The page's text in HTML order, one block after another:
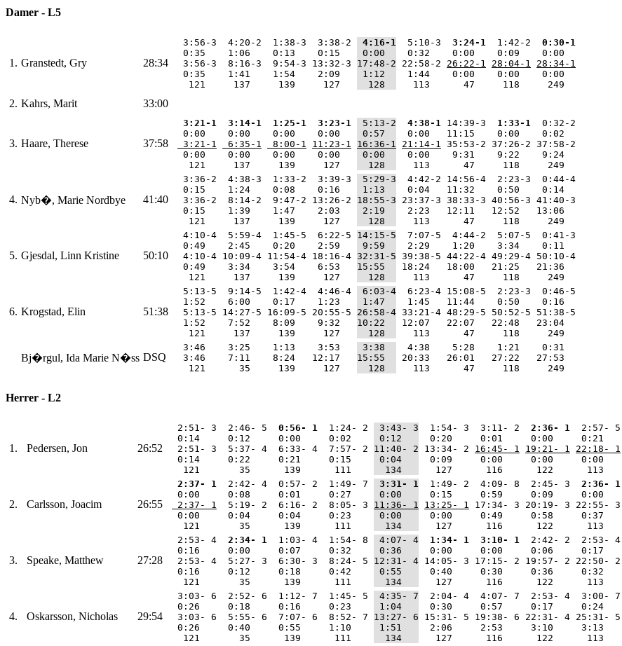
Damer - L5
1. Granstedt, Gry 28:34
  3:56-3  4:20-2  1:38-3  3:38-2
4:16-1
  5:10-3
3:24-1
  1:42-2
0:30-1
  0:35    1:06    0:13    0:15
0:00
  0:32    0:00    0:09    0:00
  3:56-3  8:16-3  9:54-3 13:32-3
17:48-2 22:58-2 26:22-1 28:04-1
28:34-1
  0:35    1:41    1:54    2:09
1:12
  1:44    0:00    0:00    0:00
   121     137     139     127
  128
   113      47     118     249
2. Kahrs, Marit 33:00
3. Haare, Therese 37:58
3:21-1 3:14-1 1:25-1 3:23-1 5:13-2 4:38-1 14:39-3 1:33-1
  0:32-2
  0:00    0:00    0:00    0:00
0:57
  0:00   11:15    0:00    0:02
3:21-1
6:35-1 8:00-1 11:23-1 16:36-1 21:14-1
35:53-2 37:26-2 37:58-2
  0:00    0:00    0:00    0:00
0:00
  0:00    9:31    9:22    9:24
   121     137     139     127
  128
   113      47     118     249
4. Nyb�, Marie Nordbye 41:40
  3:36-2  4:38-3  1:33-2  3:39-3
5:29-3
  4:42-2 14:56-4  2:23-3  0:44-4
  0:15    1:24    0:08    0:16
1:13
  0:04   11:32    0:50    0:14
  3:36-2  8:14-2  9:47-2 13:26-2
18:55-3 23:37-3 38:33-3 40:56-3 41:40-3
  0:15    1:39    1:47    2:03
2:19
  2:23   12:11   12:52   13:06
   121     137     139     127
  128
   113      47     118     249
5. Gjesdal, Linn Kristine 50:10
  4:10-4  5:59-4  1:45-5  6:22-5
14:15-5
  7:07-5  4:44-2  5:07-5  0:41-3
  0:49    2:45    0:20    2:59
9:59
  2:29    1:20    3:34    0:11
  4:10-4 10:09-4 11:54-4 18:16-4
32:31-5 39:38-5 44:22-4 49:29-4 50:10-4
  0:49    3:34    3:54    6:53
15:55
18:24   18:00   21:25   21:36
   121     137     139     127
  128
   113      47     118     249
6. Krogstad, Elin 51:38
  5:13-5  9:14-5  1:42-4  4:46-4
6:03-4
  6:23-4 15:08-5  2:23-3  0:46-5
  1:52    6:00    0:17    1:23
1:47
  1:45   11:44    0:50    0:16
  5:13-5 14:27-5 16:09-5 20:55-5
26:58-4 33:21-4 48:29-5 50:52-5 51:38-5
  1:52    7:52    8:09    9:32
10:22
12:07   22:07   22:48   23:04
   121     137     139     127
  128
   113      47     118     249
Bj�rgul, Ida Marie N�ss DSQ
  3:46    3:25    1:13    3:53
3:38
  4:38    5:28    1:21    0:31
  3:46    7:11    8:24   12:17
15:55
20:33   26:01   27:22   27:53
   121      35     139     127
  128
   113      47     118     249
Herrer - L2
1. Pedersen, Jon 26:52
  2:51- 3  2:46- 5
0:56- 1
  1:24- 2
3:43- 3
  1:54- 3  3:11- 2
2:36- 1
  2:57- 5
  0:14     0:12     0:00     0:02
0:12
  0:20     0:01     0:00     0:21
  2:51- 3  5:37- 4  6:33- 4  7:57- 2
11:40- 2 13:34- 2 16:45- 1 19:21- 1 22:18- 1
  0:14     0:22     0:21     0:15
0:04
  0:09     0:00     0:00     0:00
   121       35      139      111
  134
   127      116      122      113
2. Carlsson, Joacim 26:55
2:37- 1
  2:42- 4  0:57- 2  1:49- 7
3:31- 1
  1:49- 2  4:09- 8  2:45- 3
2:36- 1
  0:00     0:08     0:01     0:27
0:00
  0:15     0:59     0:09     0:00
2:37- 1
  5:19- 2  6:16- 2  8:05- 3
11:36- 1 13:25- 1 17:34- 3 20:19- 3 22:55- 3
  0:00     0:04     0:04     0:23
0:00
  0:00     0:49     0:58     0:37
   121       35      139      111
  134
   127      116      122      113
3. Speake, Matthew 27:28
  2:53- 4
2:34- 1
  1:03- 4  1:54- 8
4:07- 4 1:34- 1 3:10- 1
  2:42- 2  2:53- 4
  0:16     0:00     0:07     0:32
0:36
  0:00     0:00     0:06     0:17
  2:53- 4  5:27- 3  6:30- 3  8:24- 5
12:31- 4 14:05- 3 17:15- 2 19:57- 2 22:50- 2
  0:16     0:12     0:18     0:42
0:55
  0:40     0:30     0:36     0:32
   121       35      139      111
  134
   127      116      122      113
4. Oskarsson, Nicholas 29:54
  3:03- 6  2:52- 6  1:12- 7  1:45- 5
4:35- 7
  2:04- 4  4:07- 7  2:53- 4  3:00- 7
  0:26     0:18     0:16     0:23
1:04
  0:30     0:57     0:17     0:24
  3:03- 6  5:55- 6  7:07- 6  8:52- 7
13:27- 6 15:31- 5 19:38- 6 22:31- 4 25:31- 5
  0:26     0:40     0:55     1:10
1:51
  2:06     2:53     3:10     3:13
   121       35      139      111
  134
   127      116      122      113